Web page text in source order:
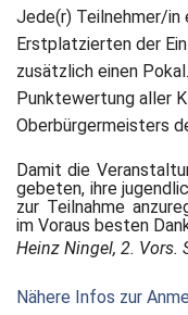
Jede(r) Teilnehmer/in
Erstplatzierten der
zusätzlich einen
Punktewertung aller
Oberbürgermeisters
Damit die
gebeten, ihre
zur Teilnahme
im Voraus besten
Heinz Ningel, 2. Vors.
Nähere Infos zur